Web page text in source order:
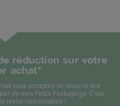
réduction sur votre
achat*
vous acceptez de recevoir des
de mes Petits Packagings. C'est
rester raisonnables !